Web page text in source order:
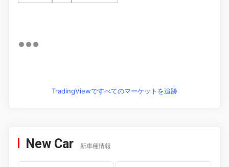
TradingViewですべてのマーケットを追跡
New Car 新車種情報